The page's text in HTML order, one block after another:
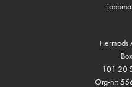
Hermods
101 20
Org-nr: